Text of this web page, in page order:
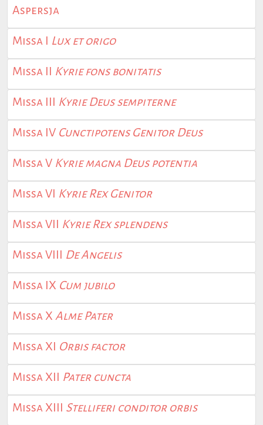
Aspersja
Missa I Lux et origo
Missa II Kyrie fons bonitatis
Missa III Kyrie Deus sempiterne
Missa IV Cunctipotens Genitor Deus
Missa V Kyrie magna Deus potentia
Missa VI Kyrie Rex Genitor
Missa VII Kyrie Rex splendens
Missa VIII De Angelis
Missa IX Cum jubilo
Missa X Alme Pater
Missa XI Orbis factor
Missa XII Pater cuncta
Missa XIII Stelliferi conditor orbis